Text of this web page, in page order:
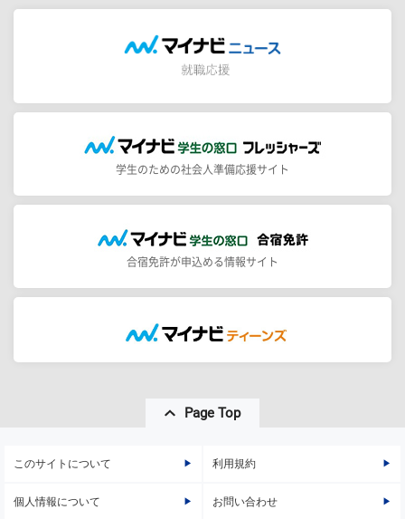
学生のための社会人準備応援サイト
合宿免許が申込める情報サイト
Page Top
このサイトについて 利用規約
個人情報について お問い合わせ